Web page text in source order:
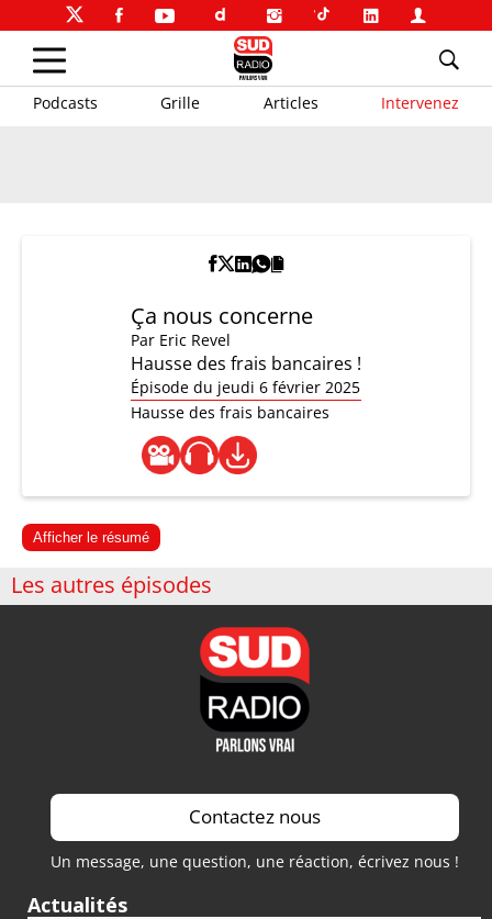
Podcasts Grille Articles Intervenez
Ça nous concerne
Par Eric Revel
Hausse des frais bancaires !
Épisode du jeudi 6 février 2025
Hausse des frais bancaires
Afficher le résumé
Les autres épisodes
Contactez nous
Un message, une question, une réaction, écrivez nous !
Actualités